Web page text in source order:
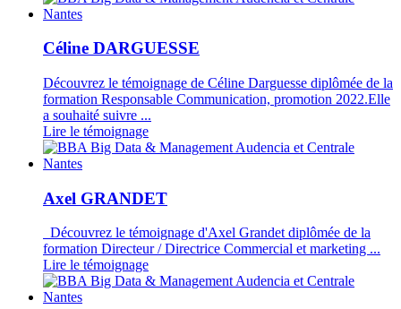
Céline DARGUESSE
Découvrez le témoignage de Céline Darguesse diplômée de la
formation Responsable Communication, promotion 2022.Elle
a souhaité suivre ...
Lire le témoignage
Axel GRANDET
Découvrez le témoignage d'Axel Grandet diplômée de la
formation Directeur / Directrice Commercial et marketing ...
Lire le témoignage